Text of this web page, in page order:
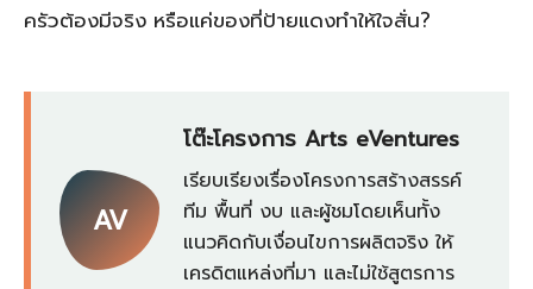
ครัวต้องมีจริง หรือแค่ของที่ป้ายแดงทำให้ใจสั่น?
AV
โต๊ะโครงการ Arts eVentures
เรียบเรียงเรื่องโครงการสร้างสรรค์
ทีม พื้นที่ งบ และผู้ชมโดยเห็นทั้ง
แนวคิดกับเงื่อนไขการผลิตจริง ให้
เครดิตแหล่งที่มา และไม่ใช้สูตรการ